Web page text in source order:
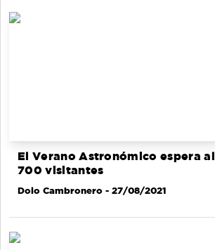
El Verano Astronómico espera
700 visitantes
Dolo Cambronero - 27/08/2021